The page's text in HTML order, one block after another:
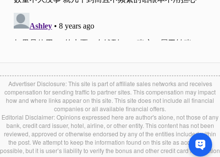
Advertiser Disclosure: This site is part of affiliate sales networks and receives
compensation for sending traffic to partner sites. This compensation may impact
how and where links appear on this site. This site does not include all financial
companies or all available financial offers.
Editorial Disclaimer: Opinions expressed here are author's alone, not those of any
bank, credit card issuer, hotel, airline, or other entity. This content has not been
reviewed, approved or otherwise endorsed by any of the entities included within
the post. We attempt to keep the information found on this site as accurate as
possible, but it is user’s liability to verify the bonus and other credit card information